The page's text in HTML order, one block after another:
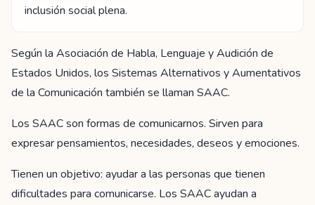
inclusión social plena.
Según la Asociación de Habla, Lenguaje y Audición de
Estados Unidos, los Sistemas Alternativos y Aumentativos
de la Comunicación también se llaman SAAC.
Los SAAC son formas de comunicarnos. Sirven para
expresar pensamientos, necesidades, deseos y emociones.
Tienen un objetivo: ayudar a las personas que tienen
dificultades para comunicarse. Los SAAC ayudan a